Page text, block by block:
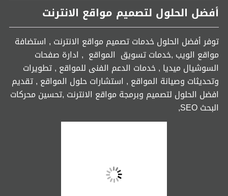
أفضل الحلول لتصميم مواقع الانترنت
توفر أفضل الحلول خدمات تصميم مواقع الانترنت , استضافة
مواقع الويب ,خدمات تسويق المواقع , ادارة صفحات
السوشيال ميديا , خدمات الدعم الفنى للمواقع , تطويرات
وتحديثات وصيانة المواقع , استشارات حلول المواقع , تقديم
افضل الحلول لتصميم وبرمجة مواقع الانترنت ,تحسين محركات
البحث SEO,